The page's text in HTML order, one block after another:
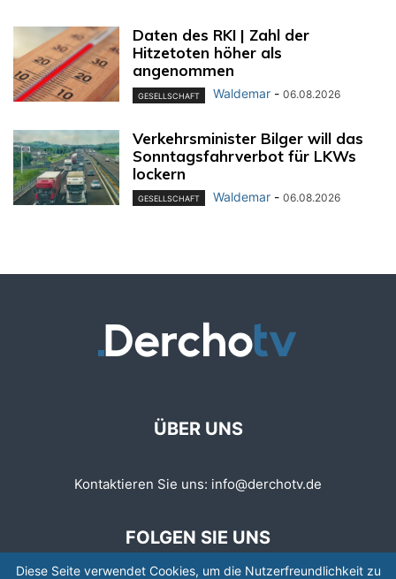
Daten des RKI | Zahl der
Hitzetoten höher als
angenommen
GESELLSCHAFT Waldemar - 06.08.2026
Verkehrsminister Bilger will das
Sonntagsfahrverbot für LKWs
lockern
GESELLSCHAFT Waldemar - 06.08.2026
ÜBER UNS
Kontaktieren Sie uns: info@derchotv.de
FOLGEN SIE UNS
Diese Seite verwendet Cookies, um die Nutzerfreundlichkeit zu